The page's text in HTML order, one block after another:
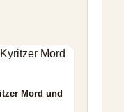
Mord und